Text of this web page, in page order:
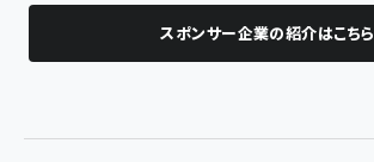
スポンサー企業の紹介はこちら